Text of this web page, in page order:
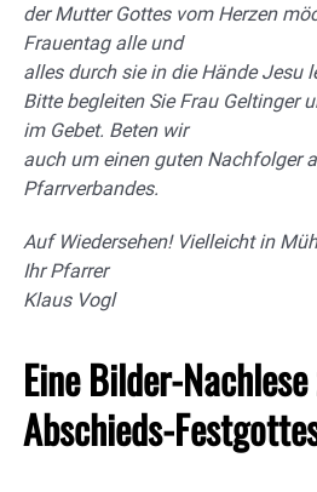
der Mutter Gottes vom Herzen
Frauentag alle und
alles durch sie in die Hände Jesu
Bitte begleiten Sie Frau Geltinger
im Gebet. Beten wir
auch um einen guten Nachfolger
Pfarrverbandes.
Auf Wiedersehen! Vielleicht in
Ihr Pfarrer
Klaus Vogl
Eine Bilder-
Abschieds-